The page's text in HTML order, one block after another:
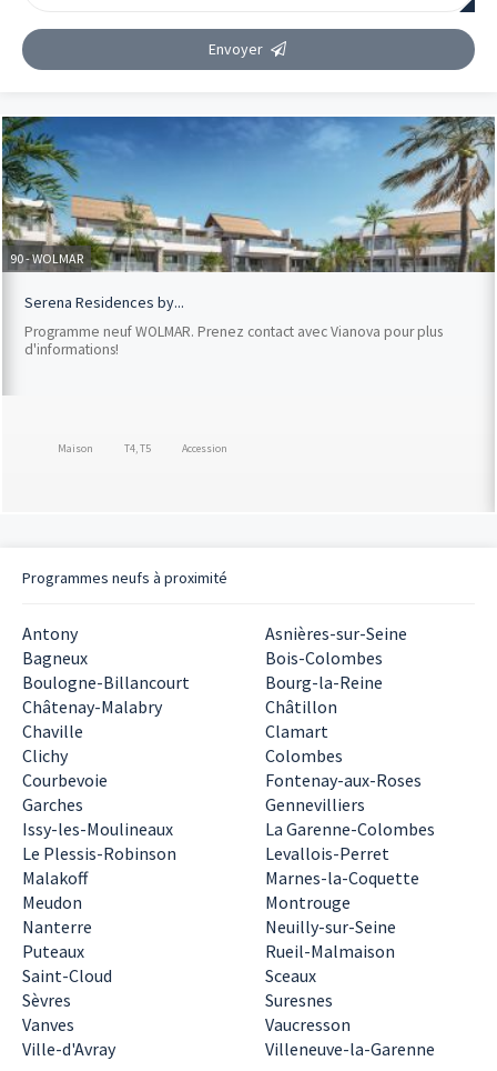
Envoyer
90 - WOLMAR
Serena Residences by...
Programme neuf WOLMAR. Prenez contact avec Vianova pour plus
d'informations!
Maison T4, T5 Accession
Programmes neufs à proximité
Antony
Asnières-sur-Seine
Bagneux
Bois-Colombes
Boulogne-Billancourt
Bourg-la-Reine
Châtenay-Malabry
Châtillon
Chaville
Clamart
Clichy
Colombes
Courbevoie
Fontenay-aux-Roses
Garches
Gennevilliers
Issy-les-Moulineaux
La Garenne-Colombes
Le Plessis-Robinson
Levallois-Perret
Malakoff
Marnes-la-Coquette
Meudon
Montrouge
Nanterre
Neuilly-sur-Seine
Puteaux
Rueil-Malmaison
Saint-Cloud
Sceaux
Sèvres
Suresnes
Vanves
Vaucresson
Ville-d'Avray
Villeneuve-la-Garenne